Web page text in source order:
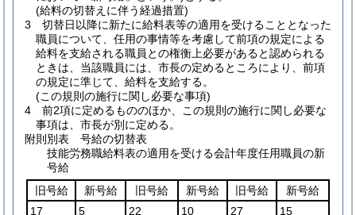
(給料の切替えに伴う経過措置)
3
切替日以降に新たに給料表等の適用を受けることとなった
職員について、任用の事情等を考慮して前項の規定による
給料を支給される職員との権衡上必要があると認められる
ときは、当該職員には、市長の定めるところにより、前項
の規定に準じて、給料を支給する。
(この規則の施行に関し必要な事項)
4
前2項に定めるもののほか、この規則の施行に関し必要な
事項は、市長が別に定める。
附則別表 号給の切替表
技能労務職給料表の適用を受ける会計年度任用職員の新
号給
旧号給
新号給 旧号給 新号給 旧号給
新号給
17
5 22 10 27 15